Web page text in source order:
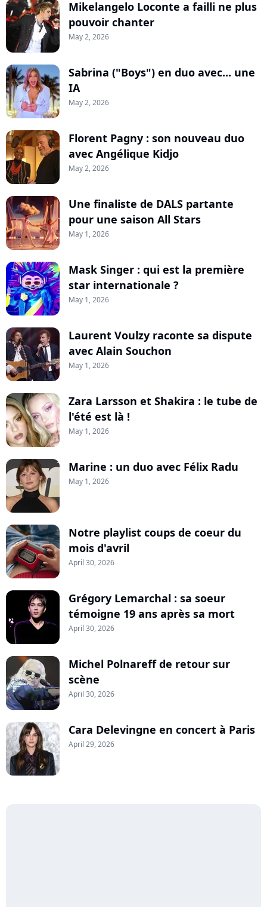
Mikelangelo Loconte a failli ne plus
pouvoir chanter
May 2, 2026
Sabrina ("Boys") en duo avec... une
IA
May 2, 2026
Florent Pagny : son nouveau duo
avec Angélique Kidjo
May 2, 2026
Une finaliste de DALS partante
pour une saison All Stars
May 1, 2026
Mask Singer : qui est la première
star internationale ?
May 1, 2026
Laurent Voulzy raconte sa dispute
avec Alain Souchon
May 1, 2026
Zara Larsson et Shakira : le tube de
l'été est là !
May 1, 2026
Marine : un duo avec Félix Radu
May 1, 2026
Notre playlist coups de coeur du
mois d'avril
April 30, 2026
Grégory Lemarchal : sa soeur
témoigne 19 ans après sa mort
April 30, 2026
Michel Polnareff de retour sur
scène
April 30, 2026
Cara Delevingne en concert à Paris
April 29, 2026